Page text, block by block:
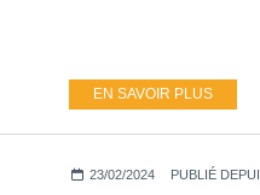
EN SAVOIR PLUS
23/02/2024 PUBLIÉ